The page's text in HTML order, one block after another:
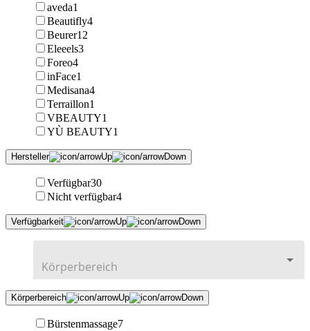
aveda1
Beautifly4
Beurer12
Eleeels3
Foreo4
inFace1
Medisana4
Terraillon1
VBEAUTY1
YÙ BEAUTY1
Hersteller
Verfügbar30
Nicht verfügbar4
Verfügbarkeit
Körperbereich
Bürstenmassage7